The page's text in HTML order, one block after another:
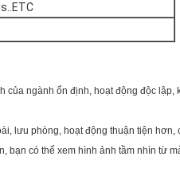
của ngành ổn định, hoạt động độc lập,
lưu phòng, hoạt động thuận tiện hơn,
bạn có thể xem hình ảnh tầm nhìn từ